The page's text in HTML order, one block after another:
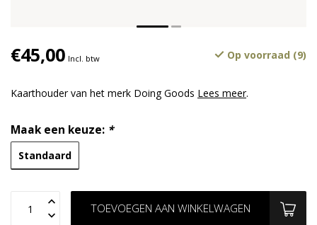
€45,00 Incl. btw Op voorraad (9)
Kaarthouder van het merk Doing Goods Lees meer.
Maak een keuze: *
Standaard
TOEVOEGEN AAN WINKELWAGEN